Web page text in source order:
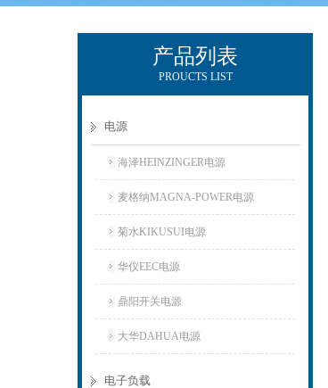
产品列表
PROUCTS LIST
电源
海泽HEINZINGER电源
麦格纳MAGNA-POWER电源
菊水KIKUSUI电源
华仪EEC电源
鼎阳开关电源
大华DAHUA电源
电子负载